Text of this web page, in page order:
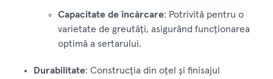
Capacitate de încărcare: Potrivită pentru o
varietate de greutăți, asigurând funcționarea
optimă a sertarului.
Durabilitate: Construcția din oțel și finisajul